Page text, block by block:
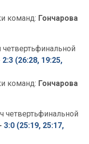
команд: Гончарова
четвертьфинальной
2:3 (26:28, 19:25,
команд: Гончарова
четвертьфинальной
- 3:0 (25:19, 25:17,